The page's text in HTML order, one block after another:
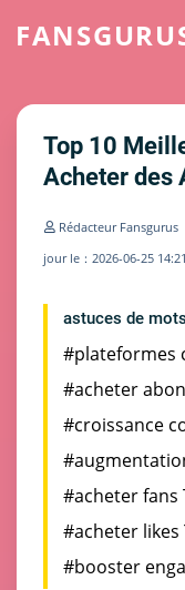
Top 10
Acheter des
Rédacteur Fansgurus
jour le：2026-06-25
astuces de
#plateformes
#acheter
#croissance
#acheter fans
#acheter likes
#booster